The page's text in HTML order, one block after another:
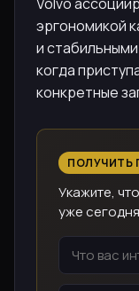
эргономикой
и
когда
конкретные
ПОЛУЧИТЬ
Укажите,
уже сегодня